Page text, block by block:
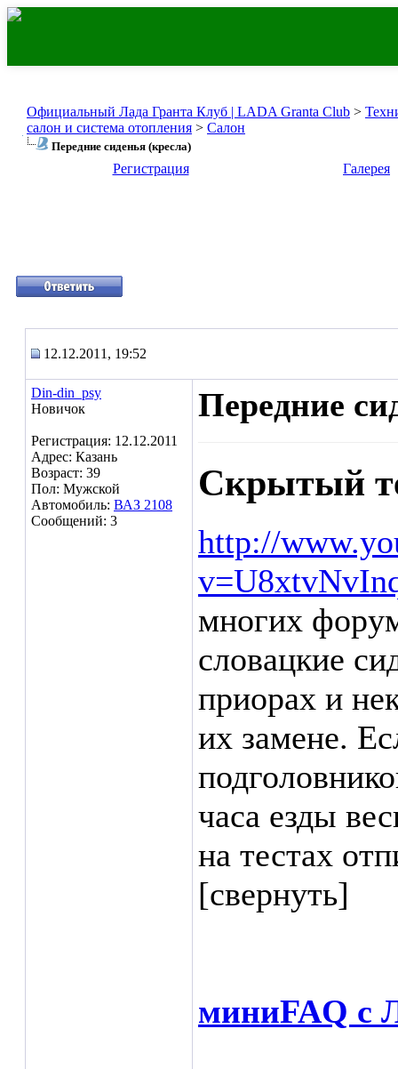
Официальный Лада Гранта Клуб | LADA Granta Club >
салон и система отопления > Салон
Передние сиденья (кресла)
Регистрация Галерея
12.12.2011, 19:52
Din-din_psy
Новичок
Регистрация: 12.12.2011
Адрес: Казань
Возраст: 39
Пол: Мужской
Автомобиль: ВАЗ 2108
Сообщений: 3
Передние
Скрытый
http://
многих
словацкие
приорах и
их замене.
часа езды
на тестах
[свернуть]
миниFAQ с